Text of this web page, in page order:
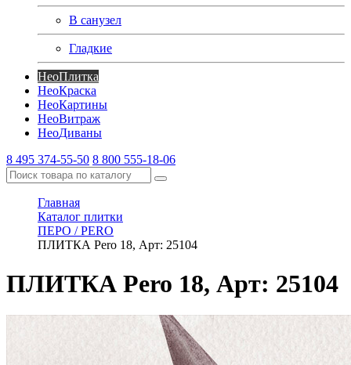
В санузел
Гладкие
НеоПлитка
НеоКраска
НеоКартины
НеоВитраж
НеоДиваны
8 495 374-55-50 8 800 555-18-06
Главная
Каталог плитки
ПЕРО / PERO
ПЛИТКА Pero 18, Арт: 25104
ПЛИТКА Pero 18, Арт: 25104